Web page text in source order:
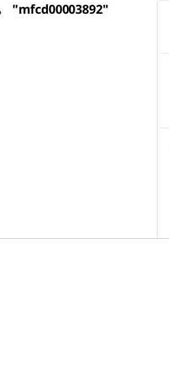
"mfcd00003892"